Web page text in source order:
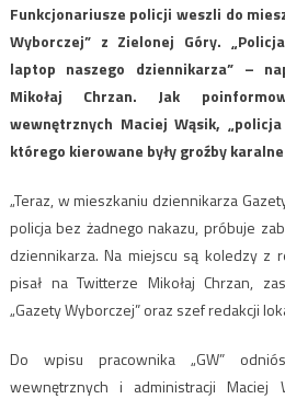
Funkcjonariusze policji weszli do
Wyborczej” z Zielonej Góry.
laptop naszego dziennikarza” –
Mikołaj Chrzan. Jak
wewnętrznych Maciej Wąsik,
którego kierowane były groźby
„Teraz, w mieszkaniu dziennikarza
policja bez żadnego nakazu, próbuje
dziennikarza. Na miejscu są koledzy z
pisał na Twitterze Mikołaj Chrzan,
„Gazety Wyborczej” oraz szef redakcji
Do wpisu pracownika „GW”
wewnętrznych i administracji Maciej